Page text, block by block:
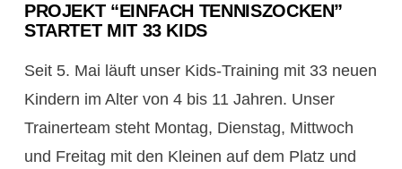
PROJEKT “EINFACH TENNISZOCKEN”
STARTET MIT 33 KIDS
Seit 5. Mai läuft unser Kids-Training mit 33 neuen
Kindern im Alter von 4 bis 11 Jahren. Unser
Trainerteam steht Montag, Dienstag, Mittwoch
und Freitag mit den Kleinen auf dem Platz und